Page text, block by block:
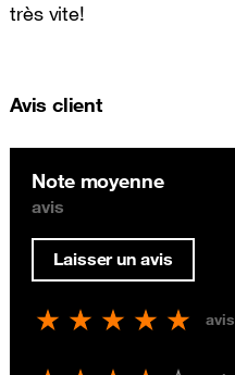
très vite!
Avis client
Note moyenne
avis
Laisser un avis
avis